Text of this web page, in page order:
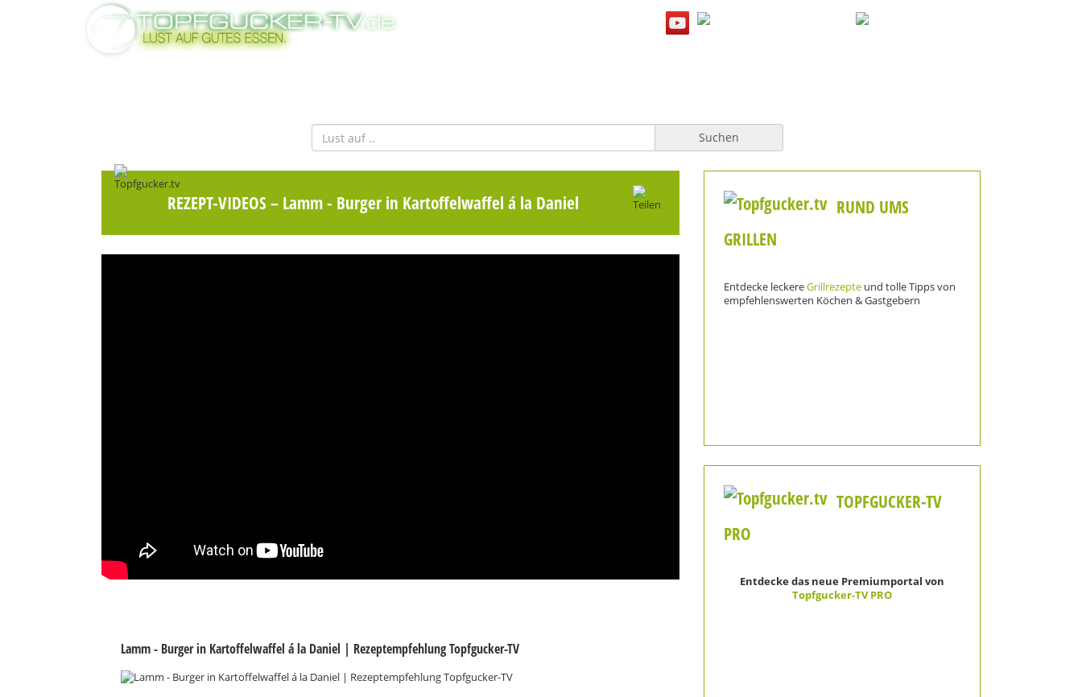
Suchen
REZEPT-VIDEOS– Lamm - Burger in Kartoffelwaffel á la Daniel
Lamm - Burger in Kartoffelwaffel á la Daniel | Rezeptempfehlung Topfgucker-TV
RUND UMS
GRILLEN
Entdecke leckereGrillrezepte und tolle Tipps von
empfehlenswerten Köchen & Gastgebern
TOPFGUCKER-TV
PRO
Entdecke das neue Premiumportal von
Topfgucker-TV PRO